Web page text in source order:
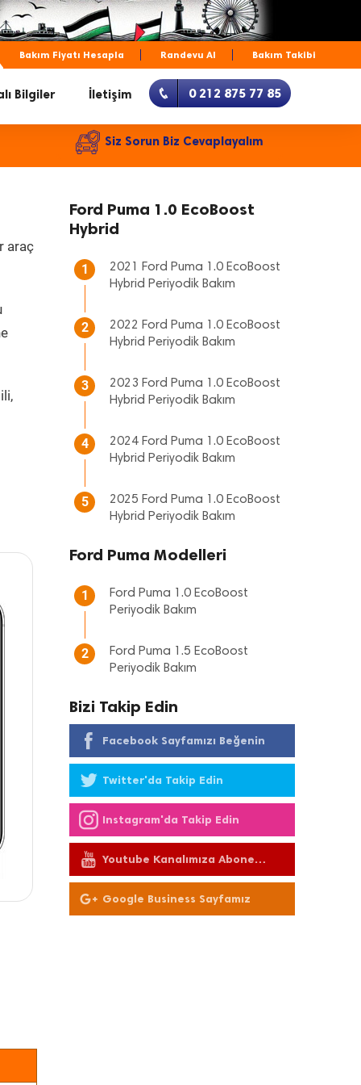
Bakım Fiyatı Hesapla Randevu Al Bakım Takibi
Bilgiler İletişim 0 212 875 77 85
Siz Sorun Biz Cevaplayalım
araç
Ford Puma 1.0 EcoBoost
Hybrid
1
2021 Ford Puma 1.0 EcoBoost
Hybrid Periyodik Bakım
2
2022 Ford Puma 1.0 EcoBoost
Hybrid Periyodik Bakım
3
2023 Ford Puma 1.0 EcoBoost
Hybrid Periyodik Bakım
4
2024 Ford Puma 1.0 EcoBoost
Hybrid Periyodik Bakım
5
2025 Ford Puma 1.0 EcoBoost
Hybrid Periyodik Bakım
Ford Puma Modelleri
1
Ford Puma 1.0 EcoBoost
Periyodik Bakım
2
Ford Puma 1.5 EcoBoost
Periyodik Bakım
Bizi Takip Edin
Facebook Sayfamızı Beğenin
Twitter'da Takip Edin
Instagram'da Takip Edin
Youtube Kanalımıza Abone
Olun
Google Business Sayfamız